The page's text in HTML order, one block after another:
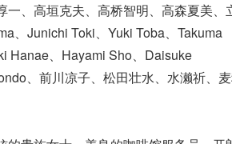
、高垣克夫、高桥智明、高森夏美、
、Junichi Toki、Yuki Toba、Takuma
Hanae、Hayami Sho、Daisuke
、前川凉子、松田壮水、水濑祈、